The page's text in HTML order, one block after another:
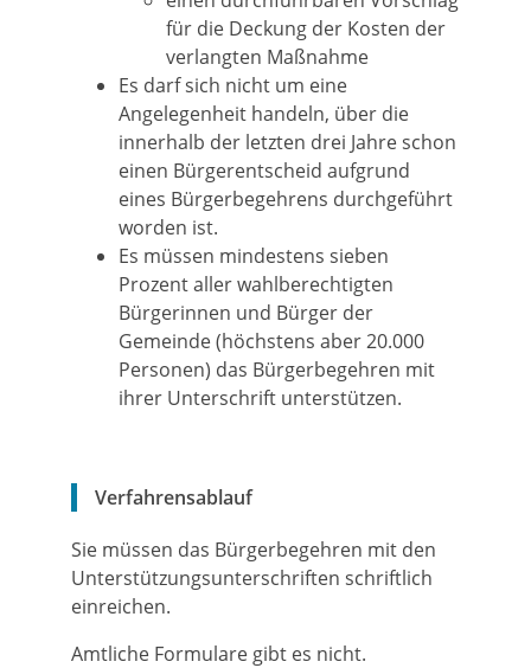
für die Deckung der Kosten der
verlangten Maßnahme
Es darf sich nicht um eine
Angelegenheit handeln, über die
innerhalb der letzten drei Jahre schon
einen Bürgerentscheid aufgrund
eines Bürgerbegehrens durchgeführt
worden ist.
Es müssen mindestens sieben
Prozent aller wahlberechtigten
Bürgerinnen und Bürger der
Gemeinde (höchstens aber 20.000
Personen) das Bürgerbegehren mit
ihrer Unterschrift unterstützen.
Verfahrensablauf
Sie müssen das Bürgerbegehren mit den
Unterstützungsunterschriften schriftlich
einreichen.
Amtliche Formulare gibt es nicht.